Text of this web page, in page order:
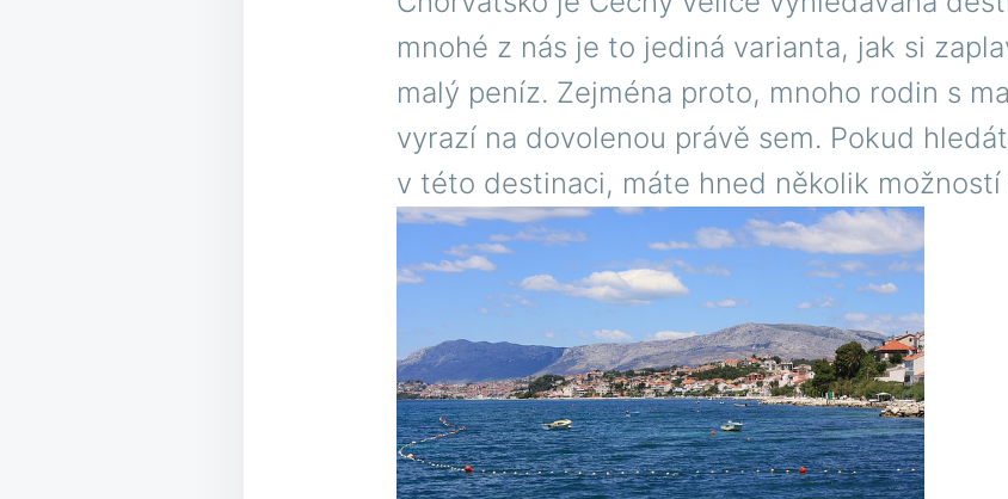
mnohé z nás je to jediná varianta, jak si
malý peníz. Zejména proto, mnoho rodin s
vyrazí na dovolenou právě sem. Pokud
v této destinaci, máte hned několik